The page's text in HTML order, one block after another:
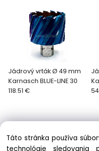
Jádrový vrták Ø 49 mm
Karnasch BLUE-LINE 30
118.51 €
Táto stránka používa
technológie sledovania